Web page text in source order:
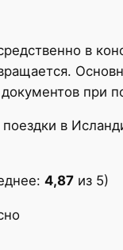
в
при
в
4,87 из 5)